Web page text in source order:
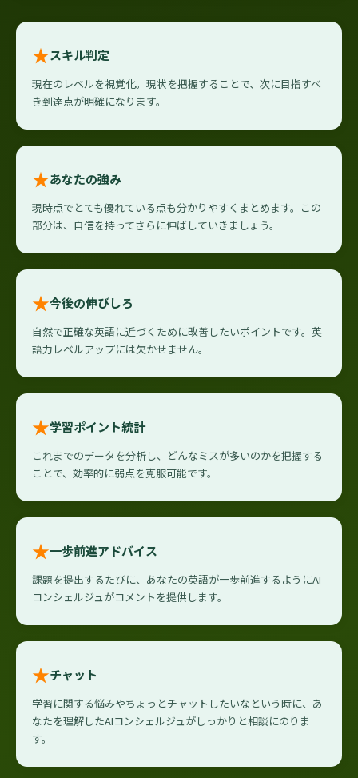
★スキル判定
現在のレベルを視覚化。現状を把握することで、次に目指すべ
き到達点が明確になります。
★あなたの強み
現時点でとても優れている点も分かりやすくまとめます。この
部分は、自信を持ってさらに伸ばしていきましょう。
★今後の伸びしろ
自然で正確な英語に近づくために改善したいポイントです。英
語力レベルアップには欠かせません。
★学習ポイント統計
これまでのデータを分析し、どんなミスが多いのかを把握する
ことで、効率的に弱点を克服可能です。
★一歩前進アドバイス
課題を提出するたびに、あなたの英語が一歩前進するようにAI
コンシェルジュがコメントを提供します。
★チャット
学習に関する悩みやちょっとチャットしたいなという時に、あ
なたを理解したAIコンシェルジュがしっかりと相談にのりま
す。